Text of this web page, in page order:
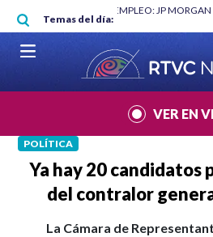
Pasar al contenido principal
Temas del día:
EMPLEO: JP MORGAN |
"HABLAR
VER EN
POLÍTICA
Ya hay 20 candidatos
del contralor
La Cámara de